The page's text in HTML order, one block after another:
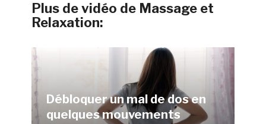
Plus de vidéo de Massage et
Relaxation:
Débloquer un mal de dos en
quelques mouvements